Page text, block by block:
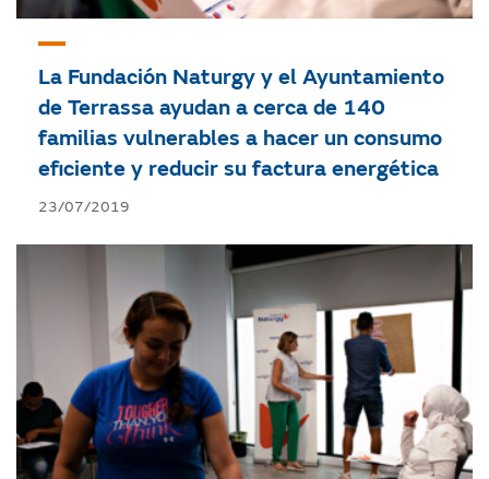
La Fundación Naturgy y el Ayuntamiento
de Terrassa ayudan a cerca de 140
familias vulnerables a hacer un consumo
eficiente y reducir su factura energética
23/07/2019